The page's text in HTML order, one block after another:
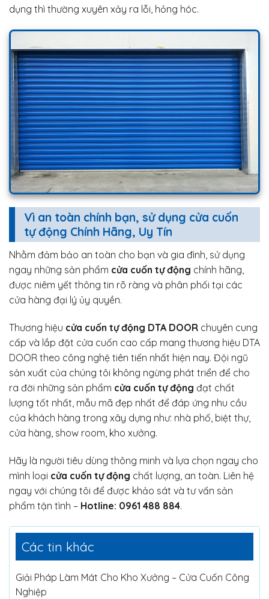
dụng thì thường xuyên xảy ra lỗi, hỏng hóc.
Vì an toàn chính bạn, sử dụng cửa cuốn
tự động Chính Hãng, Uy Tín
Nhằm đảm bảo an toàn cho bạn và gia đình, sử dụng
ngay những sản phẩm cửa cuốn tự động chính hãng,
được niêm yết thông tin rõ ràng và phân phối tại các
cửa hàng đại lý ủy quyền.
Thương hiệu cửa cuốn tự động DTA DOOR chuyên cung
cấp và lắp đặt cửa cuốn cao cấp mang thương hiệu DTA
DOOR theo công nghệ tiên tiến nhất hiện nay. Đội ngũ
sản xuất của chúng tôi không ngừng phát triển để cho
ra đời những sản phẩm cửa cuốn tự động đạt chất
lượng tốt nhất, mẫu mã đẹp nhất để đáp ứng nhu cầu
của khách hàng trong xây dựng như: nhà phố, biệt thự,
cửa hàng, show room, kho xưởng.
Hãy là người tiêu dùng thông minh và lựa chọn ngay cho
mình loại cửa cuốn tự động chất lượng, an toàn. Liên hệ
ngay với chúng tôi để được khảo sát và tư vấn sản
phẩm tận tình – Hotline: 0961 488 884.
Các tin khác
Giải Pháp Làm Mát Cho Kho Xưởng – Cửa Cuốn Công
Nghiệp